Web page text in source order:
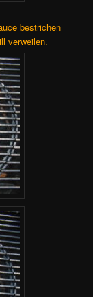
bestrichen
verweilen.